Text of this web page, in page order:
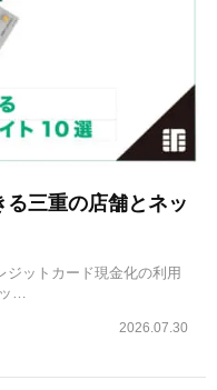
三重の店舗とネッ
ジットカード現金化の利用
…
2026.07.30